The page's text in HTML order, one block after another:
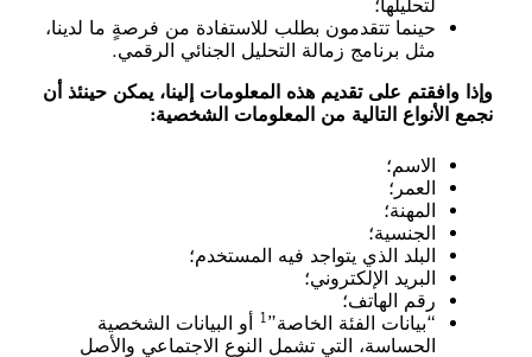
لتحليلها؛
حينما تتقدمون بطلب للاستفادة من فرصةٍ ما لدينا،
مثل برنامج زمالة التحليل الجنائي الرقمي.
وإذا وافقتم على تقديم هذه المعلومات إلينا، يمكن حينئذ أن
نجمع الأنواع التالية من المعلومات الشخصية:
الاسم؛
العمر؛
المهنة؛
الجنسية؛
البلد الذي يتواجد فيه المستخدم؛
البريد الإلكتروني؛
رقم الهاتف؛
“بيانات الفئة الخاصة”1 أو البيانات الشخصية
الحساسة، التي تشمل النوع الاجتماعي والأصل